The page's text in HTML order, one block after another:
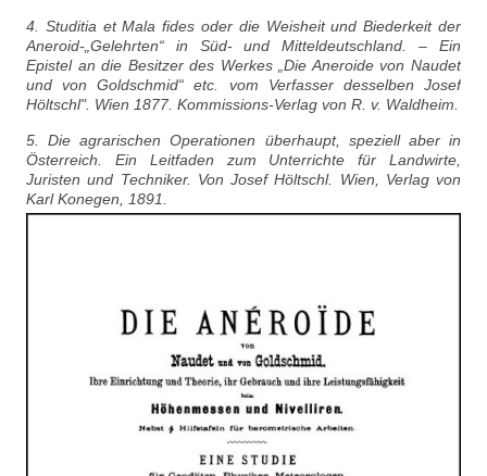
4. Studitia et Mala fides oder die Weisheit und Biederkeit der
Aneroid-„Gelehrten“ in Süd- und Mitteldeutschland. – Ein
Epistel an die Besitzer des Werkes „Die Aneroide von Naudet
und von Goldschmid“ etc. vom Verfasser desselben Josef
Höltschl". Wien 1877. Kommissions-Verlag von R. v. Waldheim.
5. Die agrarischen Operationen überhaupt, speziell aber in
Österreich. Ein Leitfaden zum Unterrichte für Landwirte,
Juristen und Techniker. Von Josef Höltschl. Wien, Verlag von
Karl Konegen, 1891.